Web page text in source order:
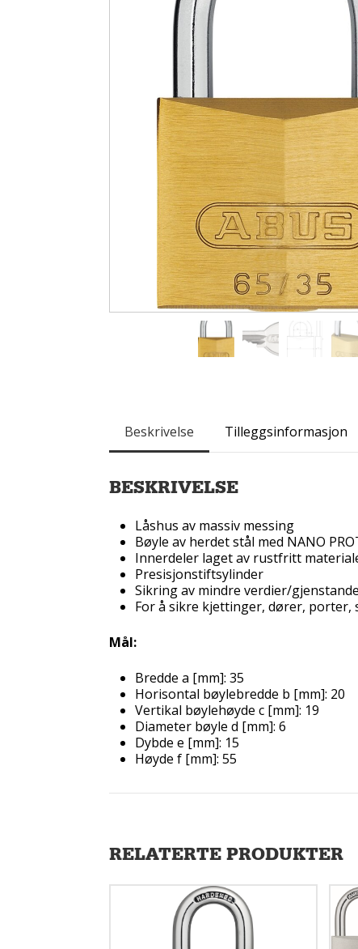
Beskrivelse Tilleggsinformasjon
BESKRIVELSE
Låshus av massiv messing
Bøyle av herdet stål med NANO
Innerdeler laget av rustfritt
Presisjonstiftsylinder
Sikring av mindre verdier/
For å sikre kjettinger, dører, porter,
Mål:
Bredde a [mm]: 35
Horisontal bøylebredde b [mm]: 20
Vertikal bøylehøyde c [mm]: 19
Diameter bøyle d [mm]: 6
Dybde e [mm]: 15
Høyde f [mm]: 55
RELATERTE PRODUKTER